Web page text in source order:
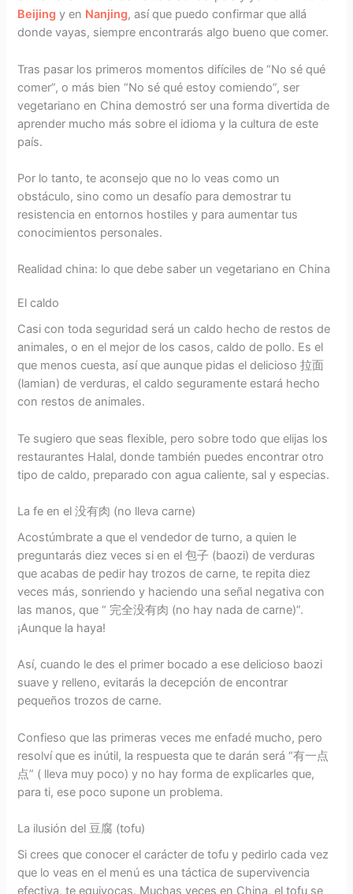
Beijing y en Nanjing, así que puedo confirmar que allá
donde vayas, siempre encontrarás algo bueno que comer.
Tras pasar los primeros momentos difíciles de “No sé qué
comer”, o más bien “No sé qué estoy comiendo”, ser
vegetariano en China demostró ser una forma divertida de
aprender mucho más sobre el idioma y la cultura de este
país.
Por lo tanto, te aconsejo que no lo veas como un
obstáculo, sino como un desafío para demostrar tu
resistencia en entornos hostiles y para aumentar tus
conocimientos personales.
Realidad china: lo que debe saber un vegetariano en China
El caldo
Casi con toda seguridad será un caldo hecho de restos de
animales, o en el mejor de los casos, caldo de pollo. Es el
que menos cuesta, así que aunque pidas el delicioso 拉面
(lamian) de verduras, el caldo seguramente estará hecho
con restos de animales.
Te sugiero que seas flexible, pero sobre todo que elijas los
restaurantes Halal, donde también puedes encontrar otro
tipo de caldo, preparado con agua caliente, sal y especias.
La fe en el 没有肉 (no lleva carne)
Acostúmbrate a que el vendedor de turno, a quien le
preguntarás diez veces si en el 包子 (baozi) de verduras
que acabas de pedir hay trozos de carne, te repita diez
veces más, sonriendo y haciendo una señal negativa con
las manos, que “ 完全没有肉 (no hay nada de carne)”.
¡Aunque la haya!
Así, cuando le des el primer bocado a ese delicioso baozi
suave y relleno, evitarás la decepción de encontrar
pequeños trozos de carne.
Confieso que las primeras veces me enfadé mucho, pero
resolví que es inútil, la respuesta que te darán será “有一点
点” ( lleva muy poco) y no hay forma de explicarles que,
para ti, ese poco supone un problema.
La ilusión del 豆腐 (tofu)
Si crees que conocer el carácter de tofu y pedirlo cada vez
que lo veas en el menú es una táctica de supervivencia
efectiva, te equivocas. Muchas veces en China, el tofu se